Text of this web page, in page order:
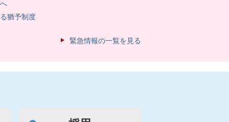
猶予制度
緊急情報の一覧を見る